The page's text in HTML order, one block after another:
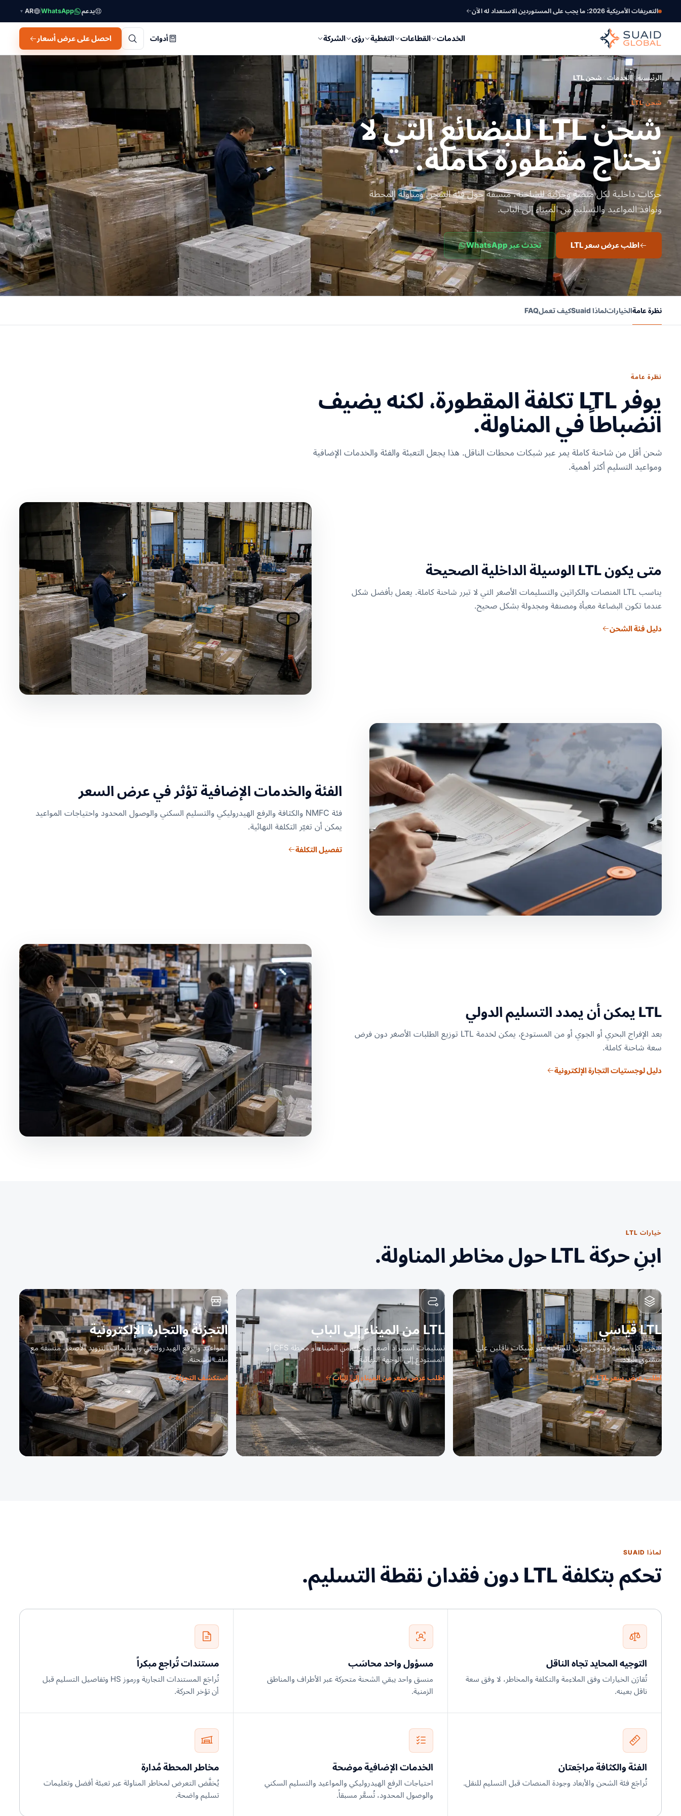
التعريفات الأمريكية 2026: ما يجب على المستوردين الاستعداد له الآن يدعم WhatsApp
AR
▼
الخدمات القطاعات التغطية رؤى الشركة أدوات احصل على عرض أسعار
الرئيسية الخدمات شحن LTL
شحن LTL
شحن LTL للبضائع التي لا
تحتاج مقطورة كاملة.
حركات داخلية لكل منصة وجزئية للشاحنة، منسقة حول فئة الشحن ومناولة المحطة
ونوافذ المواعيد والتسليم من الميناء إلى الباب.
اطلب عرض سعر LTL تحدث عبر WhatsApp
نظرة عامةالخياراتلماذا Suaid كيف تعملFAQ
نظرة عامة
يوفر LTL تكلفة المقطورة، لكنه يضيف
انضباطاً في المناولة.
شحن أقل من شاحنة كاملة يمر عبر شبكات محطات الناقل. هذا يجعل التعبئة والفئة والخدمات الإضافية
ومواعيد التسليم أكثر أهمية.
متى يكون LTL الوسيلة الداخلية الصحيحة
يناسب LTL المنصات والكراتين والتسليمات الأصغر التي لا تبرر شاحنة كاملة. يعمل بأفضل شكل
عندما تكون البضاعة معبأة ومصنفة ومجدولة بشكل صحيح.
دليل فئة الشحن
الفئة والخدمات الإضافية تؤثر في عرض السعر
فئة NMFC والكثافة والرفع الهيدروليكي والتسليم السكني والوصول المحدود واحتياجات المواعيد
يمكن أن تغيّر التكلفة النهائية.
تفصيل التكلفة
LTL يمكن أن يمدد التسليم الدولي
بعد الإفراج البحري أو الجوي أو من المستودع، يمكن لخدمة LTL توزيع الطلبات الأصغر دون فرض
سعة شاحنة كاملة.
دليل لوجستيات التجارة الإلكترونية
خيارات LTL
ابنِ حركة LTL حول مخاطر المناولة.
LTL قياسي
شحن لكل منصة وشحن جزئي للشاحنة عبر شبكات ناقلين على
مستوى البلاد.
اطلب عرض سعر LTL
LTL من الميناء إلى الباب
تسليمات استيراد أصغر تتحرك من الميناء أو محطة CFS أو
المستودع إلى الوجهة النهائية.
اطلب عرض سعر من الميناء إلى الباب
التجزئة والتجارة الإلكترونية
المواعيد والرفع الهيدروليكي وتسليمات التزويد الأصغر، منسقة مع
ملف الشحنة.
استكشف التجزئة
لماذا SUAID
تحكم بتكلفة LTL دون فقدان نقطة التسليم.
التوجيه المحايد تجاه الناقل
تُقارَن الخيارات وفق الملاءمة والتكلفة والمخاطر، لا وفق سعة
ناقل بعينه.
مسؤول واحد محاسَب
منسق واحد يبقي الشحنة متحركة عبر الأطراف والمناطق
الزمنية.
مستندات تُراجع مبكراً
تُراجَع المستندات التجارية ورموز HS وتفاصيل التسليم قبل
أن تؤخر الحركة.
الفئة والكثافة مراجَعتان
تُراجَع فئة الشحن والأبعاد وجودة المنصات قبل التسليم للنقل.
الخدمات الإضافية موضحة
احتياجات الرفع الهيدروليكي والمواعيد والتسليم السكني
والوصول المحدود، تُسعَّر مسبقاً.
مخاطر المحطة مُدارة
يُخفَّض التعرض لمخاطر المناولة عبر تعبئة أفضل وتعليمات
تسليم واضحة.